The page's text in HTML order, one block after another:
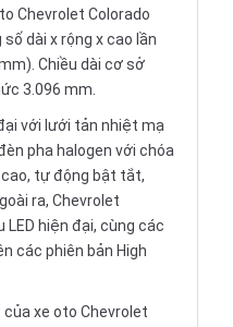
Chevrolet Colorado
dài x rộng x cao lần
Chiều dài cơ sở
3.096 mm.
với lưới tản nhiệt mạ
pha halogen với chóa
tự động bật tắt,
ra, Chevrolet
LED hiện đại, cùng các
các phiên bản High
của xe oto Chevrolet